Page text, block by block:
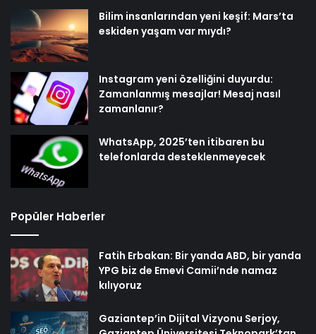
Bilim insanlarından yeni keşif: Mars’ta
eskiden yaşam var mıydı?
Instagram yeni özelliğini duyurdu:
Zamanlanmış mesajlar! Mesaj nasıl
zamanlanır?
WhatsApp, 2025’ten itibaren bu
telefonlarda desteklenmeyecek
Popüler Haberler
Fatih Erbakan: Bir yanda ABD, bir yanda
YPG biz de Emevi Camii’nde namaz
kılıyoruz
Gaziantep’in Dijital Vizyonu Serjoy,